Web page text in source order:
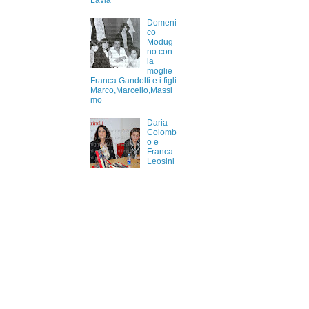
Domeni
co
Modug
no con
la
moglie
Franca Gandolfi e i figli
Marco,Marcello,Massi
mo
Daria
Colomb
o e
Franca
Leosini